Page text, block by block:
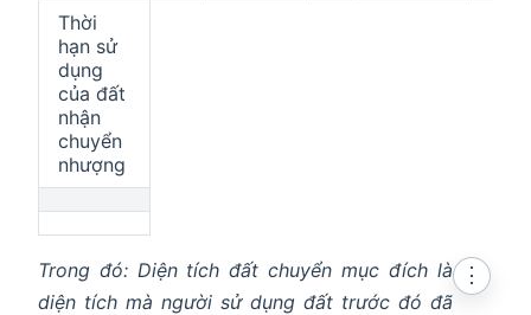
Thời
hạn sử
dụng
của đất
nhận
chuyển
nhượng
Trong đó: Diện tích đất chuyển mục đích là
diện tích mà người sử dụng đất trước đó đã
⋮